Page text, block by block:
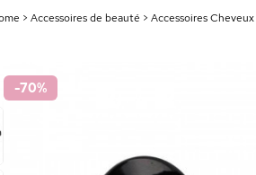
> Accessoires de beauté > Accessoires
-70%